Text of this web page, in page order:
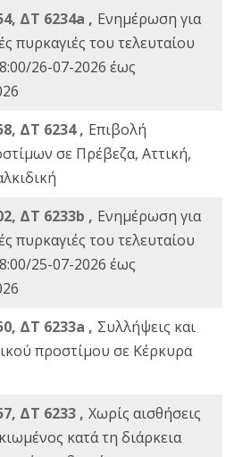
ΔΤ 6234a , Ενημέρωση για
πυρκαγιές του τελευταίου
26-07-2026 έως
ΔΤ 6234 , Eπιβολή
σε Πρέβεζα, Αττική,
ΔΤ 6233b , Ενημέρωση για
πυρκαγιές του τελευταίου
25-07-2026 έως
ΔΤ 6233a , Συλλήψεις και
προστίμου σε Κέρκυρα
ΔΤ 6233 , Χωρίς αισθήσεις
κατά τη διάρκεια